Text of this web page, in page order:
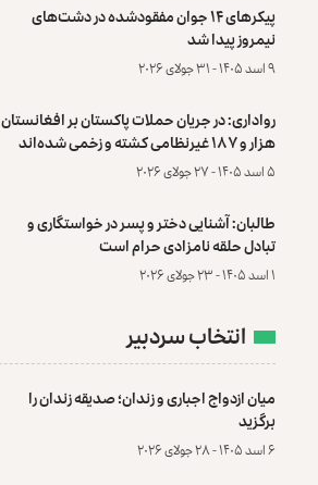
پیکرهای ۱۴ جوان مفقودشده در دشت‌های
نیمروز پیدا شد
۹ اسد ۱۴۰۵ - ۳۱ جولای ۲۰۲۶
رواداری: در جریان حملات پاکستان بر افغانستان
هزار و ۱۸۷ غیرنظامی کشته و زخمی شده‌اند
۵ اسد ۱۴۰۵ - ۲۷ جولای ۲۰۲۶
طالبان: آشنایی دختر و پسر در خواستگاری و
تبادل حلقه نامزادی حرام است
۱ اسد ۱۴۰۵ - ۲۳ جولای ۲۰۲۶
انتخاب سردبیر
میان ازدواج اجباری و زندان؛ صدیقه زندان را
برگزید
۶ اسد ۱۴۰۵ - ۲۸ جولای ۲۰۲۶